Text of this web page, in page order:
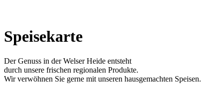
Speisekarte
Der Genuss in der Welser Heide entsteht
durch unsere frischen regionalen Produkte.
Wir verwöhnen Sie gerne mit unseren hausgemachten Speisen.